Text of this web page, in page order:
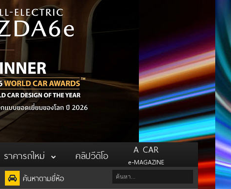
ราคารถใหม่ คลิปวีดิโอ A CAR
e-MAGAZINE
ค้นหาตามยี่ห้อ